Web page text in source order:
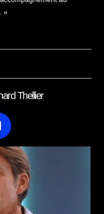
»
Thellier